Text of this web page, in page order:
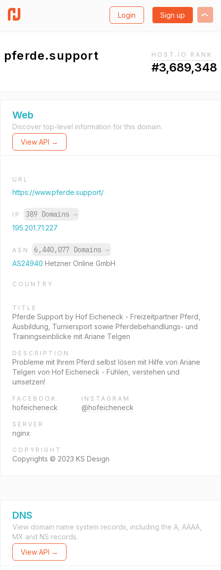
Login Sign up
pferde.support HOST.IO RANK
#3,689,348
Web
Discover top-level information for this domain.
View API →
URL
https://www.pferde.support/
IP 389 Domains →
195.201.71.227
ASN 6,440,077 Domains →
AS24940 Hetzner Online GmbH
COUNTRY
TITLE
Pferde Support by Hof Eicheneck - Freizeitpartner Pferd,
Ausbildung, Turniersport sowie Pferdebehandlungs- und
Trainingseinblicke mit Ariane Telgen
DESCRIPTION
Probleme mit Ihrem Pferd selbst lösen mit Hilfe von Ariane
Telgen von Hof Eicheneck - Fühlen, verstehen und
umsetzen!
FACEBOOK
hofeicheneck
INSTAGRAM
@hofeicheneck
SERVER
nginx
COPYRIGHT
Copyrights © 2023 KS Design
DNS
View domain name system records, including the A, AAAA,
MX and NS records.
View API →